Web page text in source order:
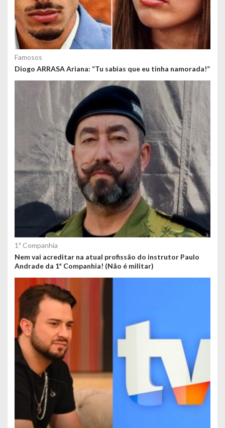
Famosos
Diogo ARRASA Ariana: “Tu sabias que eu tinha namorada!”
1ª Companhia
Nem vai acreditar na atual profissão do instrutor Paulo
Andrade da 1ª Companhia! (Não é militar)